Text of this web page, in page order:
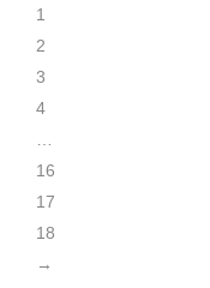
1
2
3
4
16
17
18
→